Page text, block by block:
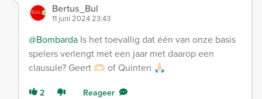
Bertus_Bul
11 juni 2024 23:43
@Bombarda Is het toevallig dat één van onze basis
spelers verlengt met een jaar met daarop een
clausule? Geert 🫶🏻 of Quinten 🙏🏻
2 Reageer